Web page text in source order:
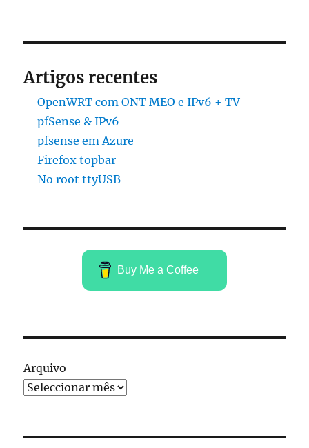
Artigos recentes
OpenWRT com ONT MEO e IPv6 + TV
pfSense & IPv6
pfsense em Azure
Firefox topbar
No root ttyUSB
Buy Me a Coffee
Arquivo